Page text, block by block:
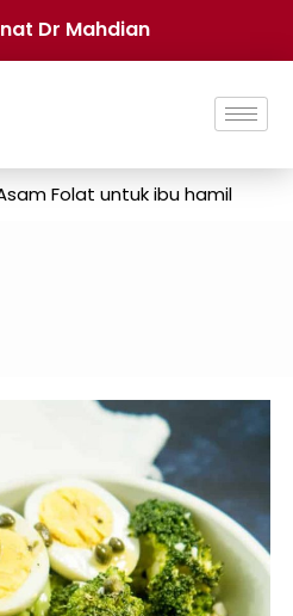
Dr Mahdian
Folat untuk ibu hamil